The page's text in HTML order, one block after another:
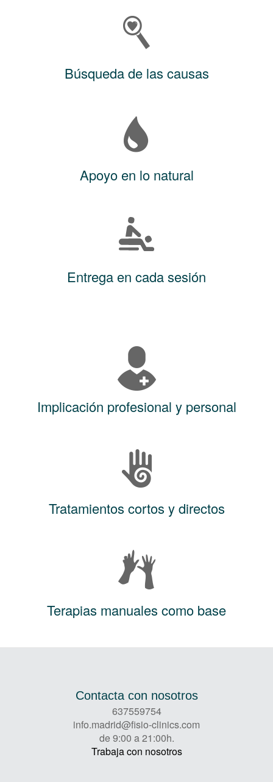
Búsqueda de las causas
Apoyo en lo natural
Entrega en cada sesión
Implicación profesional y personal
Tratamientos cortos y directos
Terapias manuales como base
Contacta con nosotros
637559754
info.madrid@fisio-clinics.com
de 9:00 a 21:00h.
Trabaja con nosotros